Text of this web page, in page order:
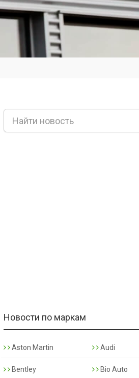
Новости по маркам
Aston Martin Audi
Bentley Bio Auto